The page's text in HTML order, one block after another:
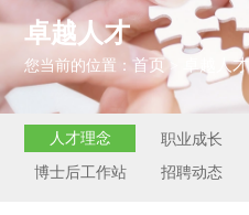
卓越人才
您当前的位置：首页 > 卓越人才
人才理念 职业成长
博士后工作站
招聘动态